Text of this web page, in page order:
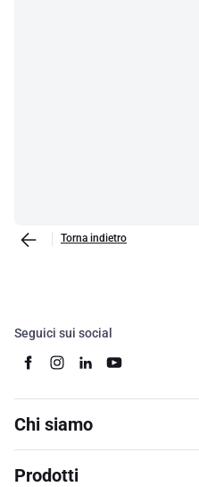
Torna indietro
Seguici sui social
Chi siamo
Prodotti